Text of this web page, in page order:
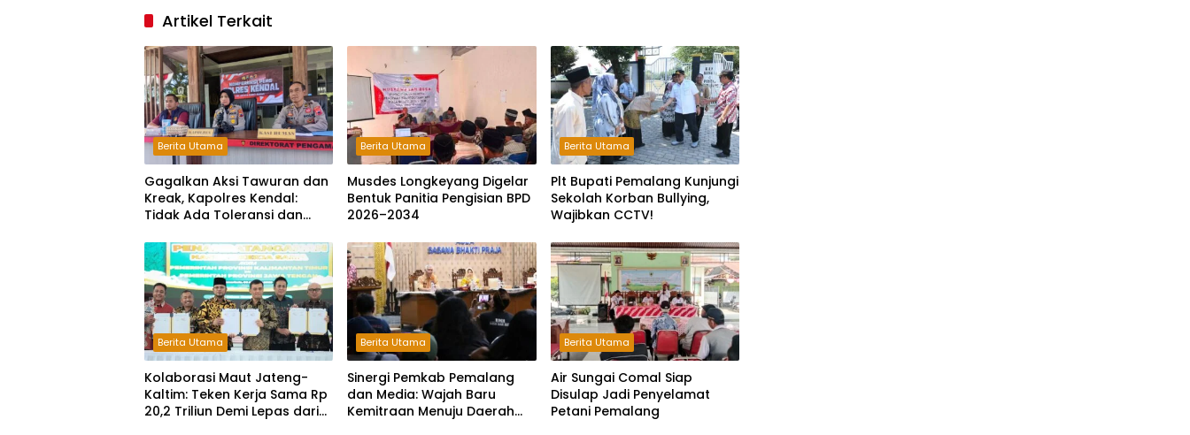
Artikel Terkait
Berita Utama
Gagalkan Aksi Tawuran dan
Kreak, Kapolres Kendal:
Tidak Ada Toleransi dan
Kejahatan Jalanan
Berita Utama
Musdes Longkeyang Digelar
Bentuk Panitia Pengisian BPD
2026–2034
Berita Utama
Plt Bupati Pemalang Kunjungi
Sekolah Korban Bullying,
Wajibkan CCTV!
Berita Utama
Kolaborasi Maut Jateng-
Kaltim: Teken Kerja Sama Rp
20,2 Triliun Demi Lepas dari
Berita Utama
Sinergi Pemkab Pemalang
dan Media: Wajah Baru
Kemitraan Menuju Daerah
Berita Utama
Air Sungai Comal Siap
Disulap Jadi Penyelamat
Petani Pemalang